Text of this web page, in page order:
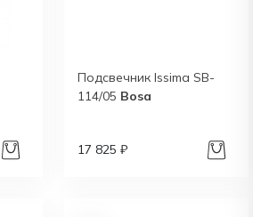
Подсвечник Issima SB-
114/05 Bosa
17 825 ₽